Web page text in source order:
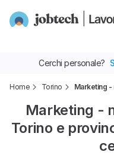
Home Torino Marketing -
Marketing -
Torino e
Cerchi personale?